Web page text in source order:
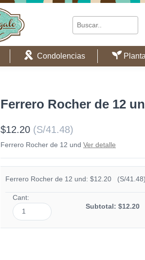
Condolencias
Ferrero Rocher de 12
$12.20 (S/41.48)
Ferrero Rocher de 12 und Ver detalle
Ferrero Rocher de 12 und: $12.20 (S/41.48)
Cant:
Subtotal: $12.20